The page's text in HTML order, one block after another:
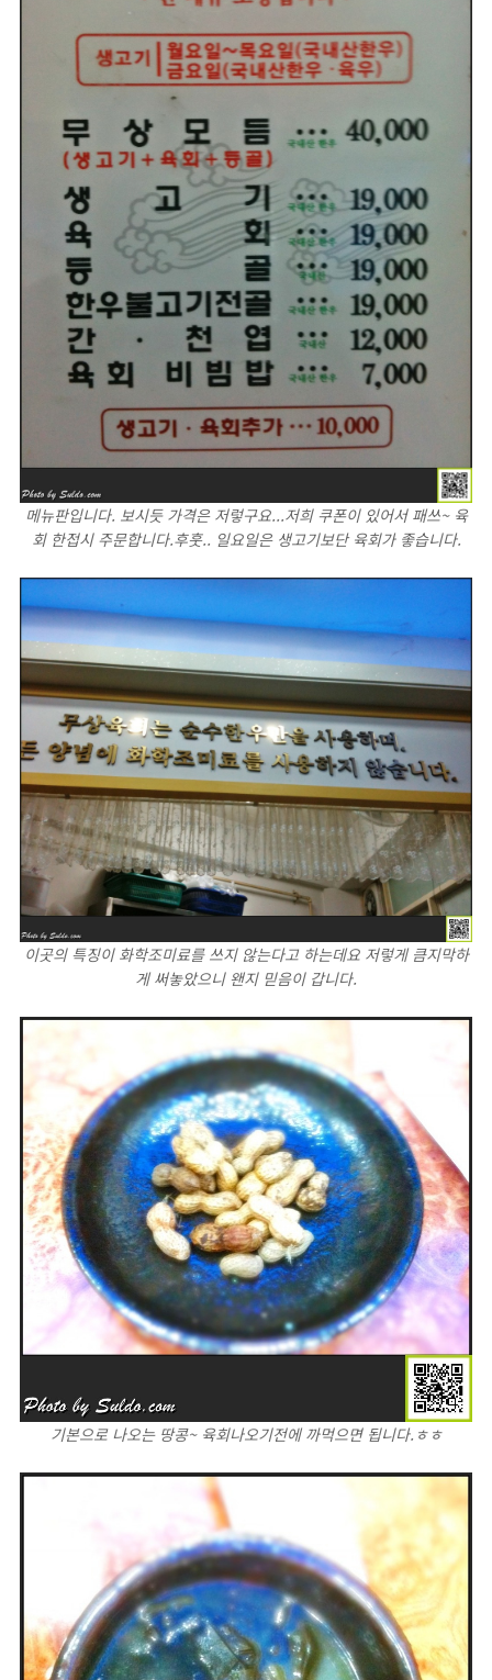
메뉴판입니다. 보시듯 가격은 저렇구요...저희 쿠폰이 있어서 패쓰~ 육
회 한접시 주문합니다.후훗.. 일요일은 생고기보단 육회가 좋습니다.
이곳의 특징이 화학조미료를 쓰지 않는다고 하는데요 저렇게 큼지막하
게 써놓았으니 왠지 믿음이 갑니다.
기본으로 나오는 땅콩~ 육회나오기전에 까먹으면 됩니다.ㅎㅎ